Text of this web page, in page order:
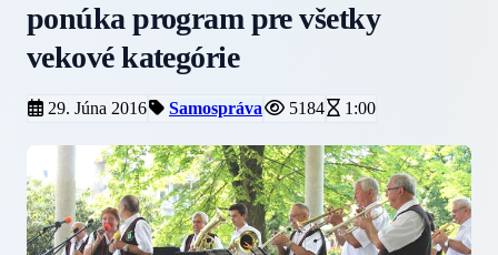
ponúka program pre všetky
vekové kategórie
29. Júna 2016 Samospráva 5184 1:00